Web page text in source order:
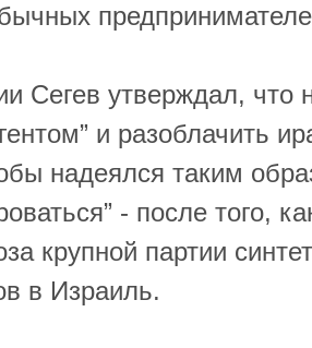
Сегев утверждал, что
и разоблачить
надеялся таким
- после того,
крупной партии
в Израиль.